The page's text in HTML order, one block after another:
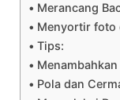
Merancang
Menyortir foto
Tips:
Pola dan